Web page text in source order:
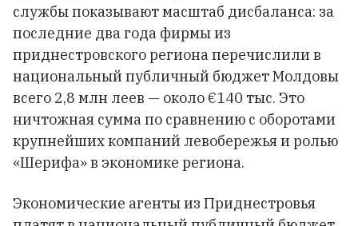
службы показывают масштаб дисбаланса: за
последние два года фирмы из
приднестровского региона перечислили в
национальный публичный бюджет Молдовы
всего 2,8 млн леев — около €140 тыс. Это
ничтожная сумма по сравнению с оборотами
крупнейших компаний левобережья и ролью
«Шерифа» в экономике региона.
Экономические агенты из Приднестровья